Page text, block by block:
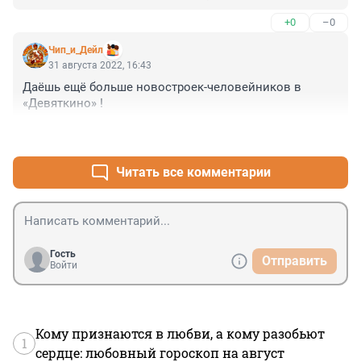
+0 –0
Чип_и_Дейл
31 августа 2022, 16:43
Даёшь ещё больше новостроек-человейников в
«Девяткино» !
Читать все комментарии
Гость
Войти
Отправить
1
Кому признаются в любви, а кому разобьют
сердце: любовный гороскоп на август